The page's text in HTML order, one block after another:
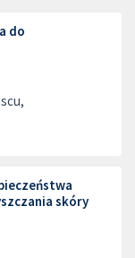
do
skóry